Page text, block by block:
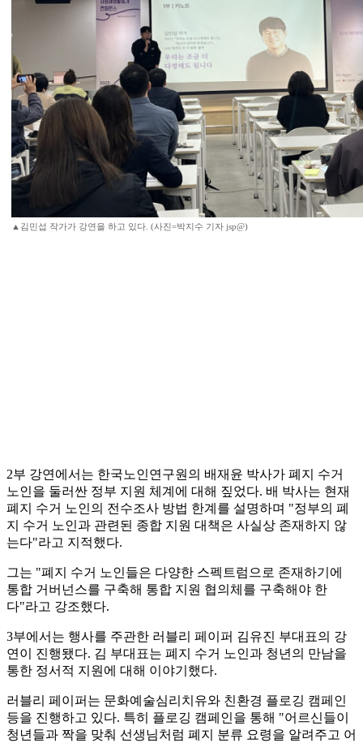
▲김민섭 작가가 강연을 하고 있다. (사진=박지수 기자 jsp@)
2부 강연에서는 한국노인연구원의 배재윤 박사가 폐지 수거
노인을 둘러싼 정부 지원 체계에 대해 짚었다. 배 박사는 현재
폐지 수거 노인의 전수조사 방법 한계를 설명하며 "정부의 폐
지 수거 노인과 관련된 종합 지원 대책은 사실상 존재하지 않
는다"라고 지적했다.
그는 "폐지 수거 노인들은 다양한 스펙트럼으로 존재하기에
통합 거버넌스를 구축해 통합 지원 협의체를 구축해야 한
다"라고 강조했다.
3부에서는 행사를 주관한 러블리 페이퍼 김유진 부대표의 강
연이 진행됐다. 김 부대표는 폐지 수거 노인과 청년의 만남을
통한 정서적 지원에 대해 이야기했다.
러블리 페이퍼는 문화예술심리치유와 친환경 플로깅 캠페인
등을 진행하고 있다. 특히 플로깅 캠페인을 통해 "어르신들이
청년들과 짝을 맞춰 선생님처럼 폐지 분류 요령을 알려주고 어